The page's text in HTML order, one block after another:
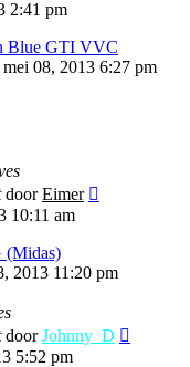
2:41 pm
Blue GTI VVC
08, 2013 6:27 pm
doorEimer
10:11 am
(Midas)
2013 11:20 pm
doorJohnny_D
5:52 pm